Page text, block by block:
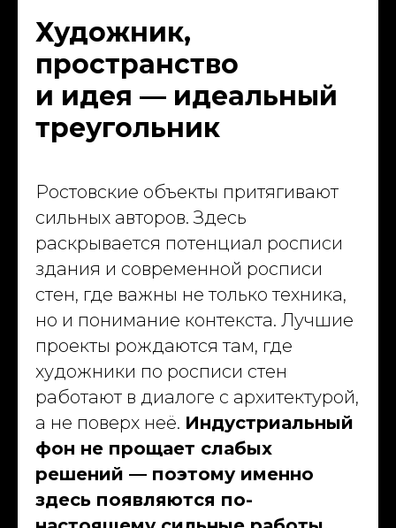
Художник,
пространство
и идея — идеальный
треугольник
Ростовские объекты притягивают
сильных авторов. Здесь
раскрывается потенциал росписи
здания и современной росписи
стен, где важны не только техника,
но и понимание контекста. Лучшие
проекты рождаются там, где
художники по росписи стен
работают в диалоге с архитектурой,
а не поверх неё. Индустриальный
фон не прощает слабых
решений — поэтому именно
здесь появляются по-
Масштабные проекты
для государства и бизнеса
О компании
Портфолио
Услуги
Политика конфиденциальности
Вакансии
Блог